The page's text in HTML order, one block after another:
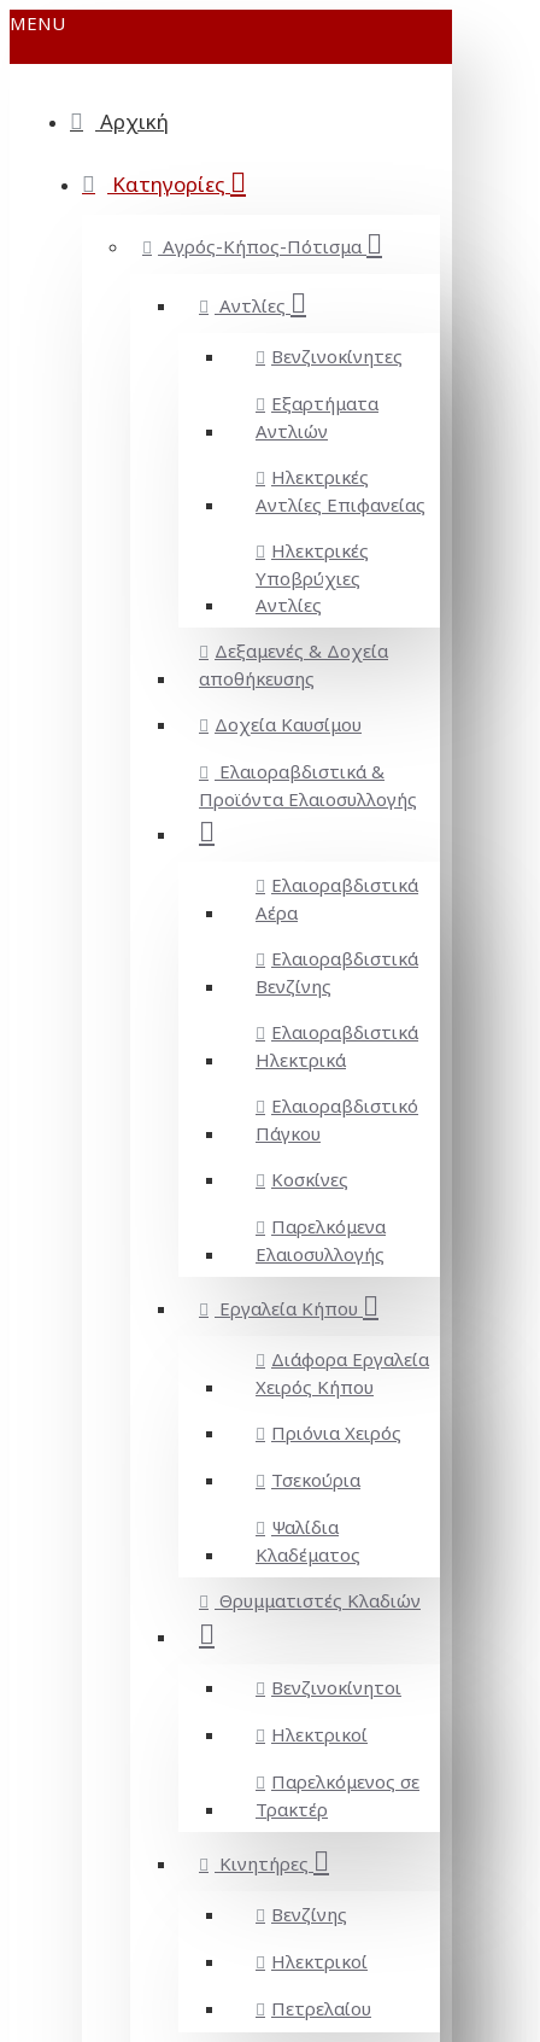
MENU
Αρχική
Κατηγορίες
Αγρός-Κήπος-Πότισμα
Αντλίες
Βενζινοκίνητες
Εξαρτήματα
Αντλιών
Ηλεκτρικές
Αντλίες Επιφανείας
Ηλεκτρικές
Υποβρύχιες
Αντλίες
Δεξαμενές & Δοχεία
αποθήκευσης
Δοχεία Καυσίμου
Ελαιοραβδιστικά &
Προϊόντα Ελαιοσυλλογής
Ελαιοραβδιστικά
Αέρα
Ελαιοραβδιστικά
Βενζίνης
Ελαιοραβδιστικά
Ηλεκτρικά
Ελαιοραβδιστικό
Πάγκου
Κοσκίνες
Παρελκόμενα
Ελαιοσυλλογής
Εργαλεία Κήπου
Διάφορα Εργαλεία
Χειρός Κήπου
Πριόνια Χειρός
Τσεκούρια
Ψαλίδια
Κλαδέματος
Θρυμματιστές Κλαδιών
Βενζινοκίνητοι
Ηλεκτρικοί
Παρελκόμενος σε
Τρακτέρ
Κινητήρες
Βενζίνης
Ηλεκτρικοί
Πετρελαίου